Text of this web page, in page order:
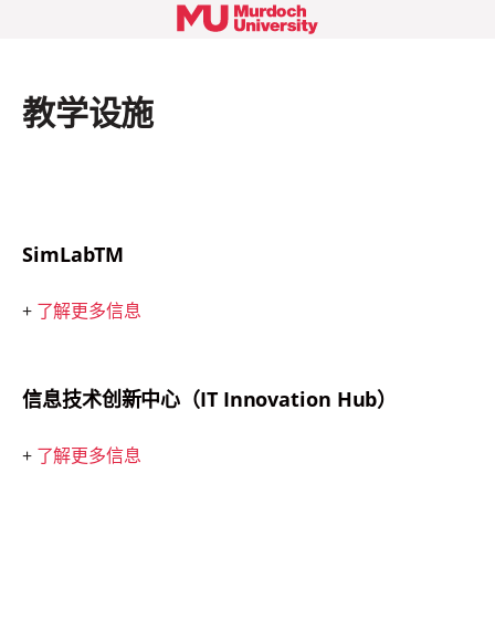
教学设施
SimLabTM
+ 了解更多信息
信息技术创新中心（IT Innovation Hub）
+ 了解更多信息